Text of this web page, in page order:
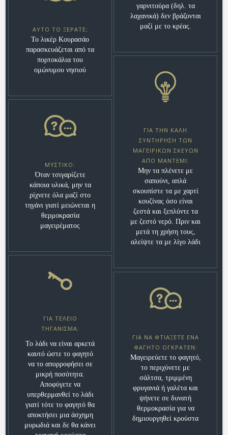
γαρνιτούρα (δηλ. τα
λαχανικά) δεν βράζονται
μαζί με το κρέας.
ΑΥΤΌ ΤΟ ΞΈΡΑΤΕ;
Το λικέρ Κουρασάο
παρασκευάζεται από τα
πορτοκάλια του
ομώνυμου νησιού
ΓΙΑ ΤΗΝ ΚΑΛΉ
ΣΥΝΤΉΡΗΣΗ ΤΩΝ
ΜΑΓΕΙΡΙΚΏΝ ΣΚΕΥΏΝ
ΑΠΌ ΜΑΝΤΈΜΙ:
Μην τα πλένετε με
σαπούνι, απλά
σκουπίστε τα με χαρτί
κουζίνας όσο είναι
ζεστά και ξεπλύντε τα
με ζεστό νερό. Πριν και
μετά τη χρήση τους,
αλείψτε τα με λίγο λάδι
ΜΥΣΤΙΚΌ:
Όταν τσιγαρίζετε
κάποια υλικά, μην τα
ρίχνετε όλα μαζί στο
τηγάνι γιατί μειώνεται η
θερμοκρασία
μαγειρέματος
ΓΙΑ ΤΈΛΕΙΟ
ΤΗΓΆΝΙΣΜΑ:
Το λάδι να είναι αρκετά
καυτό ώστε το φαγητό
να το απορροφήσει σε
μικρή ποσότητα.
Αποφύγετε να
υπερθερμανθεί το λάδι
γιατί τότε το φαγητό θα
αποκτήσει μια άσχημη
μυρωδιά και δε θα κάνει
ΓΙΑ ΝΑ ΦΤΙΆΞΕΤΕ ΈΝΑ
ΦΑΓΗΤΌ ΟΓΚΡΑΤΈΝ:
Μαγειρεύετε το φαγητό,
το περιχύνετε με
σάλτσα, τριμμένη
φρυγανιά ή γαλέτα και
ψήνετε σε δυνατή
θερμοκρασία για να
δημιουργηθεί κρούστα